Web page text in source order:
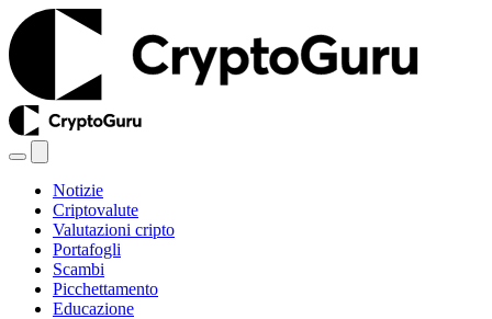
Notizie
Criptovalute
Valutazioni cripto
Portafogli
Scambi
Picchettamento
Educazione